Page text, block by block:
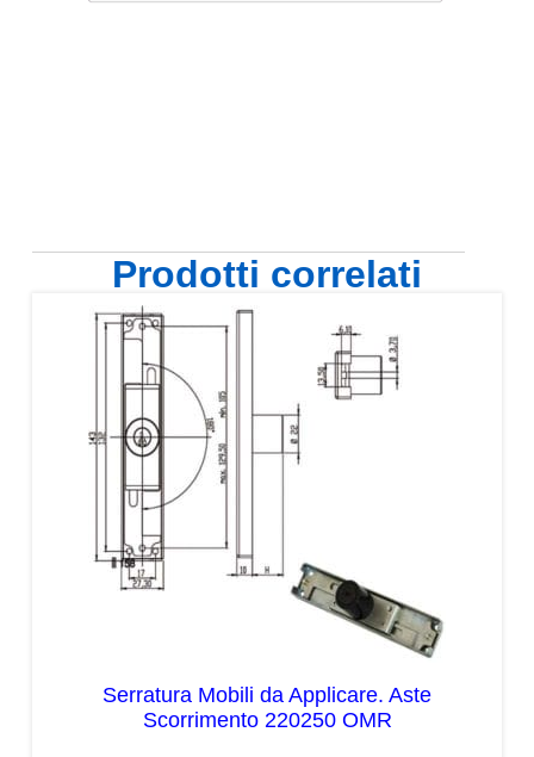
Prodotti correlati
Serratura Mobili da Applicare. Aste
Scorrimento 220250 OMR